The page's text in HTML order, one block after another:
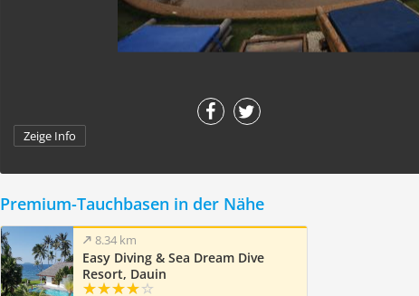
Zeige Info
Premium-Tauchbasen in der Nähe
8.34 km
Easy Diving & Sea Dream Dive
Resort, Dauin